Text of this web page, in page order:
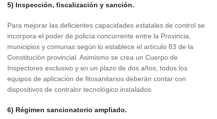
5) Inspección, fiscalización y sanción.
Para mejorar las deficientes capacidades estatales de control se
incorpora el poder de policía concurrente entre la Provincia,
municipios y comunas según lo establece el artículo 83 de la
Constitución provincial. Asimismo se crea un Cuerpo de
Inspectores exclusivo y en un plazo de dos años, todos los
equipos de aplicación de fitosanitarios deberán contar con
dispositivos de contralor tecnológico instalados.
6) Régimen sancionatorio ampliado.